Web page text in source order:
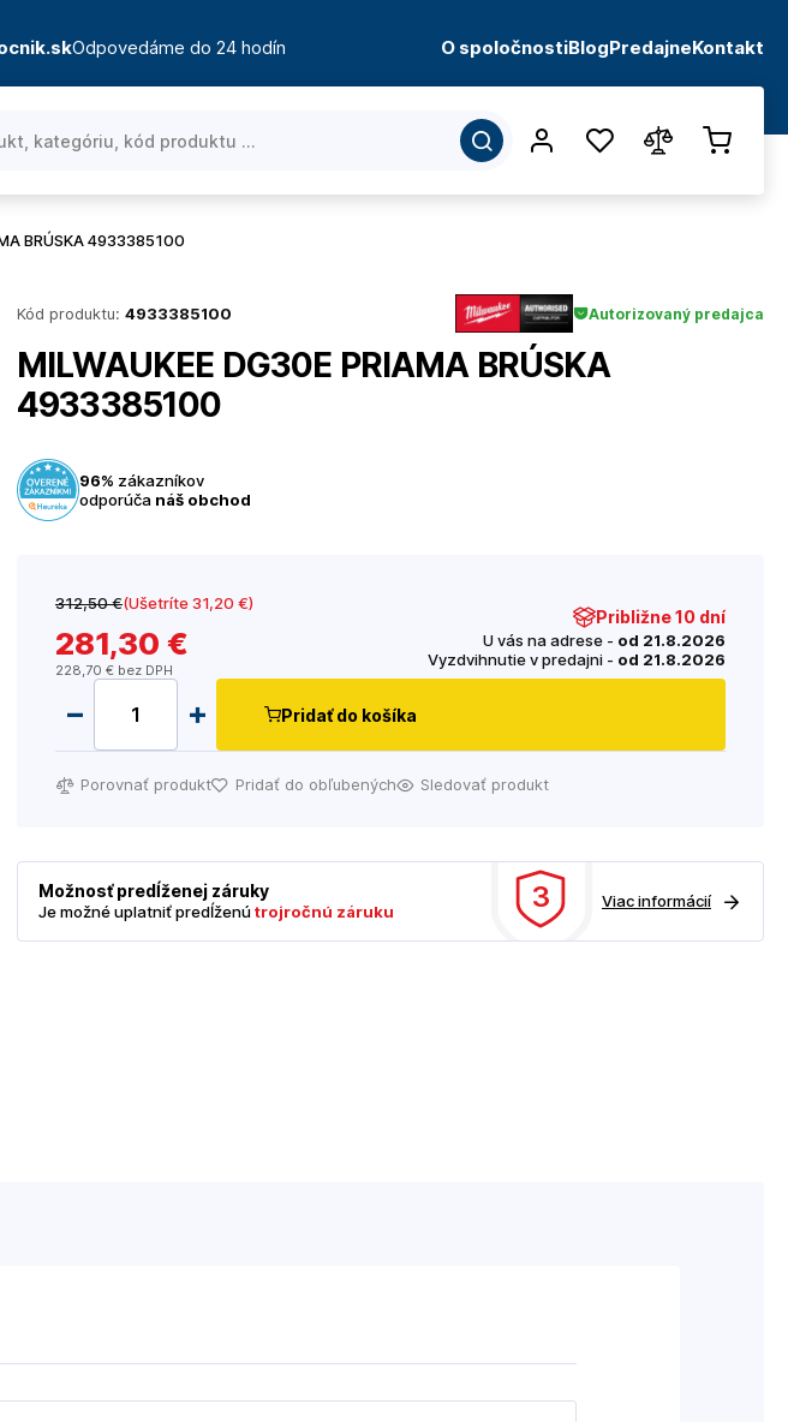
Odpovedáme do 24 hodín O spoločnostiBlogPredajneKontakt
BRÚSKA 4933385100
Kód produktu: 4933385100 Autorizovaný predajca
MILWAUKEE DG30E PRIAMA BRÚSKA
4933385100
96% zákazníkov
odporúča náš obchod
312,50 €(Ušetríte 31,20 €)
281,30 €
228,70 € bez DPH
Približne 10 dní
U vás na adrese - od 21.8.2026
Vyzdvihnutie v predajni - od 21.8.2026
Pridať do košíka
Porovnať produkt Pridať do obľubených Sledovať produkt
Možnosť predĺženej záruky
Je možné uplatniť predĺženútrojročnú záruku 3 Viac informácií